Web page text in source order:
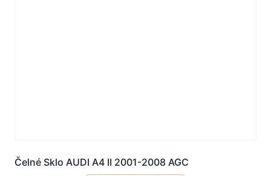
Čelné Sklo AUDI A4 II 2001-2008 AGC